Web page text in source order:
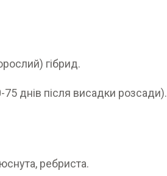
гібрид.
75 днів після висадки розсади).
ребриста.